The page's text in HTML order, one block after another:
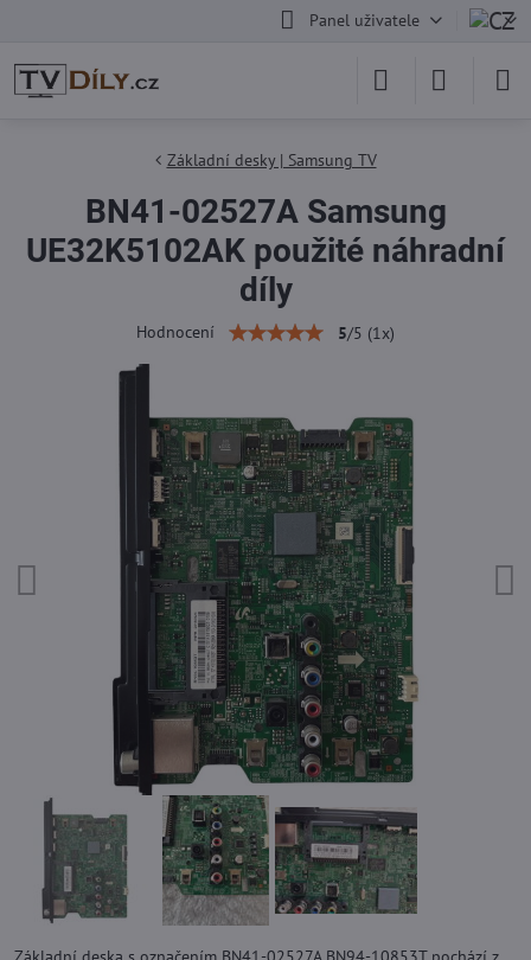
Panel uživatele
Základní desky | Samsung TV
BN41-02527A Samsung
UE32K5102AK použité náhradní
díly
Hodnocení 5/5 (1 x)